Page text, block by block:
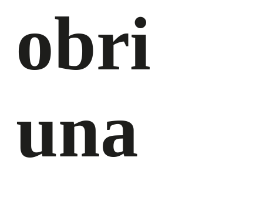
obri
una